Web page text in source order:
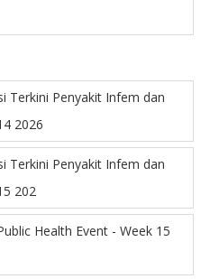
Terkini Penyakit Infem dan
2026
Terkini Penyakit Infem dan
202
Health Event - Week 15